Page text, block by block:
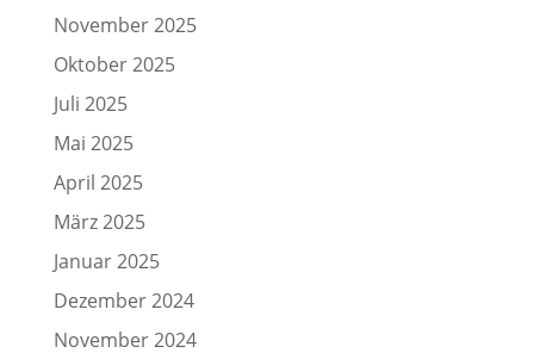
November 2025
Oktober 2025
Juli 2025
Mai 2025
April 2025
März 2025
Januar 2025
Dezember 2024
November 2024